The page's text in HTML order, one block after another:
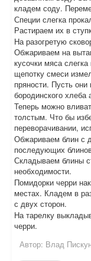
кладем соду.
Специи слегка
Растираем их в
На разогретую
Обжариваем на
кусочки мяса
щепотку смеси
пряности. Пусть
бородинского хлеба
Теперь можно
толстым. Что бы
переворачивании,
Обжариваем блин с
последующих
Складываем блины
необходимости.
Помидорки черри
местах. Кладем в
с двух сторон.
На тарелку
черри.
Автор: Влад